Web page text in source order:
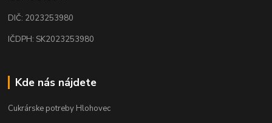
DIČ: 2023253980
IČDPH: SK2023253980
Kde nás nájdete
Cukrárske potreby Hlohovec